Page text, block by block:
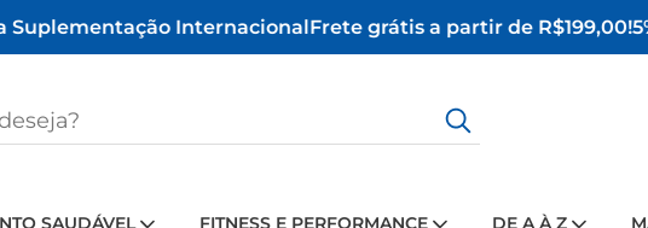
InternacionalFrete grátis a partir de R$199,00!
SAUDÁVEL FITNESS E PERFORMANCE DE A À Z